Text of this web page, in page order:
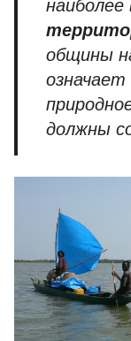
наиболее
общины
означает
должны